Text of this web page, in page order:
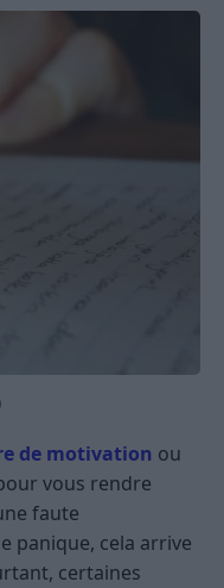
de motivation ou
vous rendre
faute
panique, cela arrive
certaines